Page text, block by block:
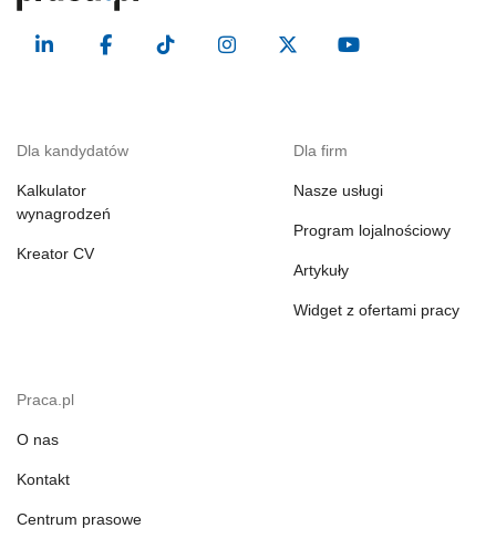
Dla kandydatów
Kalkulator
wynagrodzeń
Kreator CV
Dla firm
Nasze usługi
Program lojalnościowy
Artykuły
Widget z ofertami pracy
Praca.pl
O nas
Kontakt
Centrum prasowe